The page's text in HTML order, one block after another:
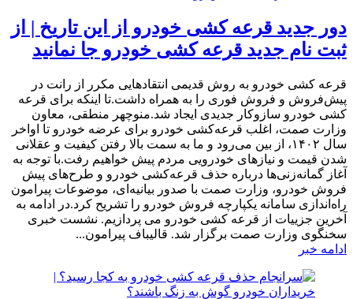
دور جدید قرعه کشی خودرو از این تاریخ | از
ثبت نام جدید قرعه کشی خودرو جا نمانید
​قرعه کشی خودرو به روش قدیمی انتقادهایی مکرر از رانت در
پیش‌فروش و فروش فوری را به همراه داشت.تا اینکه برای قرعه
کشی خودرو سازوکار جدیدی ایجاد شد.منوچهر منطقی، معاون
وزارت صمت، اغلب قرعه‌کشی‌ خودرو برای عرضه خودرو تا اواخر
سال ۱۴۰۲، از بین می‌رود و ما به سمت بالا رفتن کیفیت و عقلانی
شدن قیمت و نیازهای خودرویی مردم پیش خواهیم رفت.با توجه به
آغاز گمانه‌زنی‌ها درباره حذف قرعه‌کشی‌ خودرو و طرح‌های پیش
فروش خودرو، وزارت صمت با صدور بیانیه‌ای، موضوعات پیرامون
راه‌اندازی سامانه یکپارچه فروش خودرو را تشریح کرد.در ادامه به
آخرین جزییات از قرعه کشی خودرو می پردازیم. نشست خبری
سخنگوی وزارت صمت برگزار شد. قالیباف پیرامون...
ادامه خبر